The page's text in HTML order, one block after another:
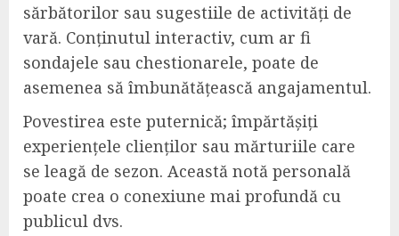
sărbătorilor sau sugestiile de activități de
vară. Conținutul interactiv, cum ar fi
sondajele sau chestionarele, poate de
asemenea să îmbunătățească angajamentul.
Povestirea este puternică; împărtășiți
experiențele clienților sau mărturiile care
se leagă de sezon. Această notă personală
poate crea o conexiune mai profundă cu
publicul dvs.